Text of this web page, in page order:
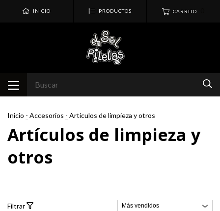
INICIO PRODUCTOS CARRITO
Inicio - Accesorios - Artículos de limpieza y otros
Artículos de limpieza y
otros
Filtrar